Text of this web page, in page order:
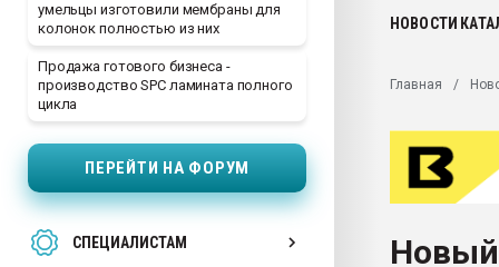
умельцы изготовили мембраны для
колонок полностью из них
Продажа готового бизнеса -
производство SPC ламината полного
цикла
ПЕРЕЙТИ НА ФОРУМ
СПЕЦИАЛИСТАМ
первый план в
28.07.2026
Всё, что касается
Материал поверхности
Продам отходы
НОВОСТИ
Главная
Новый